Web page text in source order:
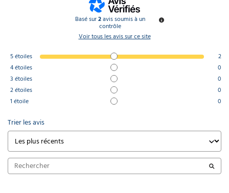
Basé sur2avis soumis à un
contrôle
Voir tous les avis sur ce site
5étoiles
2
4étoiles
0
3 étoiles
0
2étoiles
0
1 étoile 0
Trier les avis